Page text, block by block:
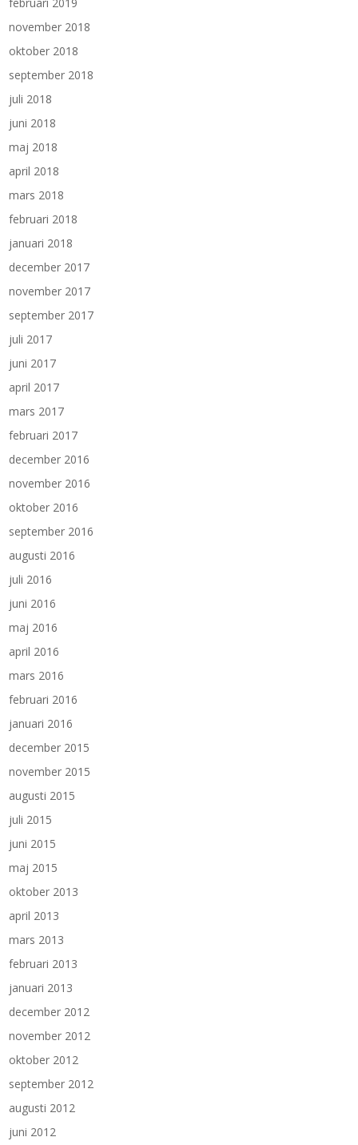
november 2018
oktober 2018
september 2018
juli 2018
juni 2018
maj 2018
april 2018
mars 2018
februari 2018
januari 2018
december 2017
november 2017
september 2017
juli 2017
juni 2017
april 2017
mars 2017
februari 2017
december 2016
november 2016
oktober 2016
september 2016
augusti 2016
juli 2016
juni 2016
maj 2016
april 2016
mars 2016
februari 2016
januari 2016
december 2015
november 2015
augusti 2015
juli 2015
juni 2015
maj 2015
oktober 2013
april 2013
mars 2013
februari 2013
januari 2013
december 2012
november 2012
oktober 2012
september 2012
augusti 2012
juni 2012